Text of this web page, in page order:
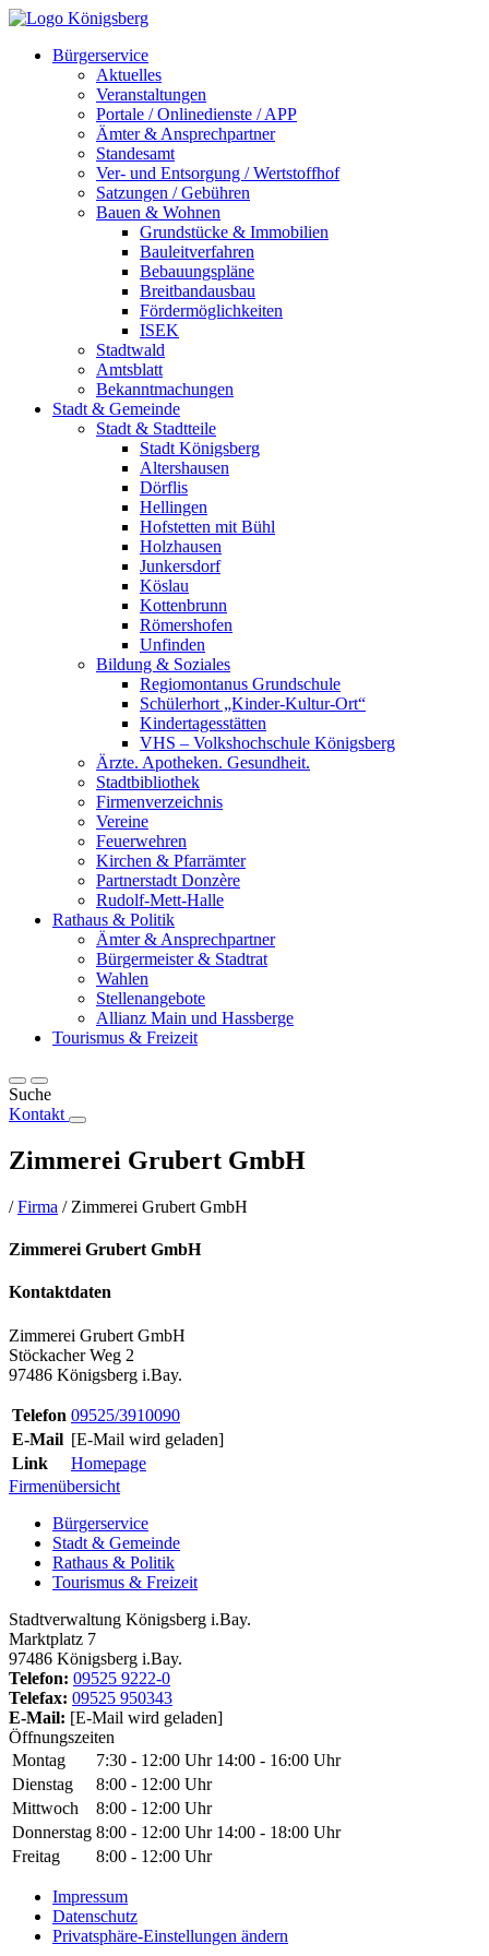
Bürgerservice
Aktuelles
Veranstaltungen
Portale / Onlinedienste / APP
Ämter & Ansprechpartner
Standesamt
Ver- und Entsorgung / Wertstoffhof
Satzungen / Gebühren
Bauen & Wohnen
Grundstücke & Immobilien
Bauleitverfahren
Bebauungspläne
Breitbandausbau
Fördermöglichkeiten
ISEK
Stadtwald
Amtsblatt
Bekanntmachungen
Stadt & Gemeinde
Stadt & Stadtteile
Stadt Königsberg
Altershausen
Dörflis
Hellingen
Hofstetten mit Bühl
Holzhausen
Junkersdorf
Köslau
Kottenbrunn
Römershofen
Unfinden
Bildung & Soziales
Regiomontanus Grundschule
Schülerhort „Kinder-Kultur-Ort“
Kindertagesstätten
VHS – Volks­hoch­schule Königsberg
Ärzte. Apotheken. Gesundheit.
Stadtbibliothek
Firmenverzeichnis
Vereine
Feuerwehren
Kirchen & Pfarrämter
Partnerstadt Donzère
Rudolf-Mett-Halle
Rathaus & Politik
Ämter & Ansprechpartner
Bürgermeister & Stadtrat
Wahlen
Stellenangebote
Allianz Main und Hassberge
Tourismus & Freizeit
Suche
Kontakt
Zimmerei Grubert GmbH
/Firma / Zimmerei Grubert GmbH
Zimmerei Grubert GmbH
Kontaktdaten
Zimmerei Grubert GmbH
Stöckacher Weg 2
97486 Königsberg i.Bay.
Telefon 09525/3910090
E-Mail [E-Mail wird geladen]
Link
Homepage
Firmenübersicht
Bürgerservice
Stadt & Gemeinde
Rathaus & Politik
Tourismus & Freizeit
Stadtverwaltung Königsberg i.Bay.
Marktplatz 7
97486 Königsberg i.Bay.
Telefon: 09525 9222-0
Telefax: 09525 950343
E-Mail: [E-Mail wird geladen]
Öffnungszeiten
Montag
7:30 - 12:00 Uhr 14:00 - 16:00 Uhr
Dienstag
8:00 - 12:00 Uhr
Mittwoch
8:00 - 12:00 Uhr
Donnerstag 8:00 - 12:00 Uhr 14:00 - 18:00 Uhr
Freitag
8:00 - 12:00 Uhr
Impressum
Datenschutz
Privatsphäre-Einstellungen ändern